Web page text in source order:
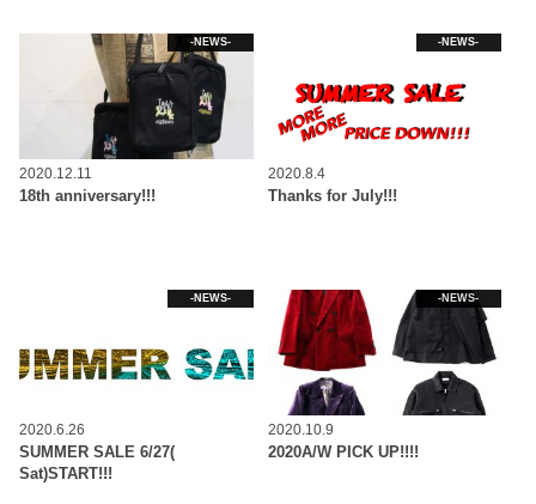
-NEWS-
2020.12.11
18th anniversary!!!
-NEWS-
2020.8.4
Thanks for July!!!
-NEWS-
2020.6.26
SUMMER SALE 6/27(
Sat)START!!!
-NEWS-
2020.10.9
2020A/W PICK UP!!!!